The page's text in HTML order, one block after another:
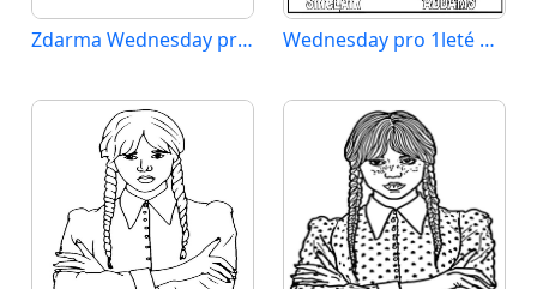
Zdarma Wednesday pro Malé Děti Wednesday pro 1leté Děti